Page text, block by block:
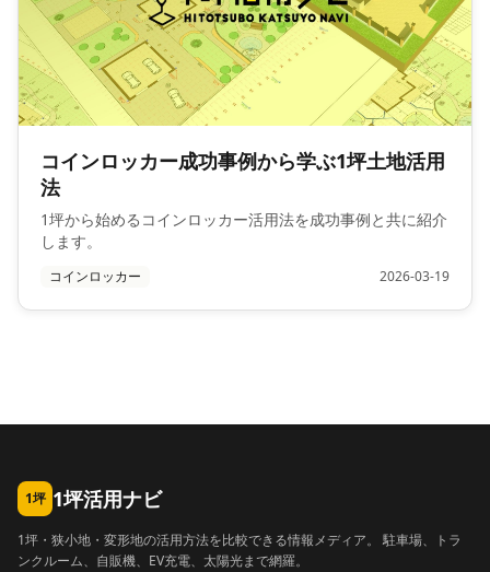
コインロッカー成功事例から学ぶ1坪土地活用
法
1坪から始めるコインロッカー活用法を成功事例と共に紹介
します。
コインロッカー 2026-03-19
1坪 1坪活用ナビ
1坪・狭小地・変形地の活用方法を比較できる情報メディア。 駐車場、トラ
ンクルーム、自販機、EV充電、太陽光まで網羅。